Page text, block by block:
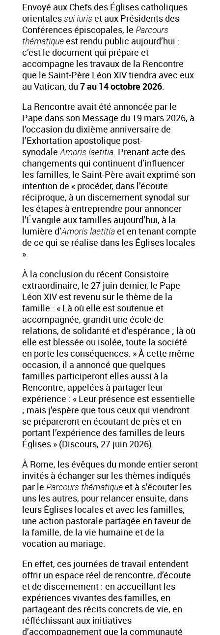
Envoyé aux Chefs des Églises catholiques
orientalessui iuris et aux Présidents des
Conférences épiscopales, le Parcours
thématiqueest rendu public aujourd’hui :
c’est le document qui prépare et
accompagne les travaux de la Rencontre
que le Saint-Père Léon XIV tiendra avec eux
au Vatican, du 7 au 14 octobre 2026.
La Rencontre avait été annoncée par le
Pape dans son Message du 19 mars 2026, à
l’occasion du dixième anniversaire de
l’Exhortation apostolique post-
synodaleAmoris laetitia. Prenant acte des
changements qui continuent d’influencer
les familles, le Saint-Père avait exprimé son
intention de « procéder, dans l’écoute
réciproque, à un discernement synodal sur
les étapes à entreprendre pour annoncer
l’Évangile aux familles aujourd’hui, à la
lumière d’Amoris laetitiaet en tenant compte
de ce qui se réalise dans les Églises locales
».
À la conclusion du récent Consistoire
extraordinaire, le 27 juin dernier, le Pape
Léon XIV est revenu sur le thème de la
famille : « Là où elle est soutenue et
accompagnée, grandit une école de
relations, de solidarité et d’espérance ; là où
elle est blessée ou isolée, toute la société
en porte les conséquences. » À cette même
occasion, il a annoncé que quelques
familles participeront elles aussi à la
Rencontre, appelées à partager leur
expérience : « Leur présence est essentielle
; mais j’espère que tous ceux qui viendront
se prépareront en écoutant de près et en
portant l’expérience des familles de leurs
Églises » (Discours, 27 juin 2026).
À Rome, les évêques du monde entier seront
invités à échanger sur les thèmes indiqués
par le Parcours thématiqueet à s’écouter les
uns les autres, pour relancer ensuite, dans
leurs Églises locales et avec les familles,
une action pastorale partagée en faveur de
la famille, de la vie humaine et de la
vocation au mariage.
En effet, ces journées de travail entendent
offrir un espace réel de rencontre, d’écoute
et de discernement : en accueillant les
expériences vivantes des familles, en
partageant des récits concrets de vie, en
réfléchissant aux initiatives
d’accompagnement que la communauté